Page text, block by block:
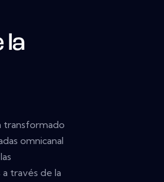
la
transformado
omnicanal
través de la